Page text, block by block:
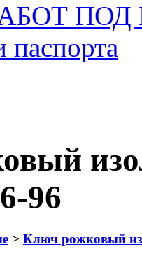
паспорта
96
> Ключ рожковый